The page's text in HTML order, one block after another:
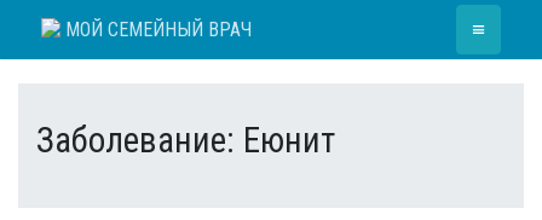
МОЙ СЕМЕЙНЫЙ ВРАЧ ≡
Заболевание: Еюнит